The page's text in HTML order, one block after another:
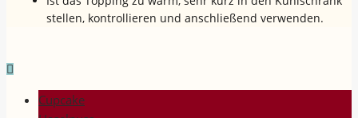
stellen, kontrollieren und anschließend verwenden.
Cupcake